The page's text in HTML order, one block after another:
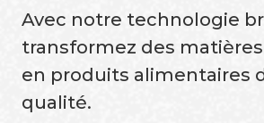
Avec notre technologie
transformez des
en produits alimentaires
qualité.